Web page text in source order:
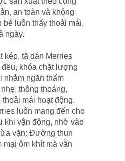
an toàn và không
bé luôn thấy thoải mái,
ngày.
kép, tã dán Merries
khóa chặt lượng
nhằm ngăn thấm
thông thoáng,
thoải mái hoạt động.
luôn mang đến cho
khi vận động, nhờ vào
vặn: Đường thun
mại ôm khít mà vẫn